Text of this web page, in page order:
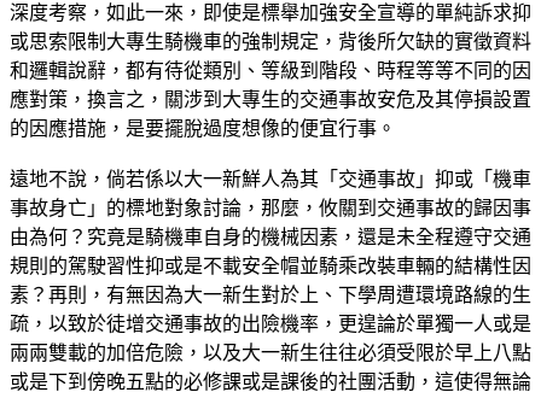
深度考察，如此一來，即使是標舉加強安全宣導的單純訴求抑
或思索限制大專生騎機車的強制規定，背後所欠缺的實徵資料
和邏輯說辭，都有待從類別、等級到階段、時程等等不同的因
應對策，換言之，關涉到大專生的交通事故安危及其停損設置
的因應措施，是要擺脫過度想像的便宜行事。
遠地不說，倘若係以大一新鮮人為其「交通事故」抑或「機車
事故身亡」的標地對象討論，那麼，攸關到交通事故的歸因事
由為何？究竟是騎機車自身的機械因素，還是未全程遵守交通
規則的駕駛習性抑或是不載安全帽並騎乘改裝車輛的結構性因
素？再則，有無因為大一新生對於上、下學周遭環境路線的生
疏，以致於徒增交通事故的出險機率，更遑論於單獨一人或是
兩兩雙載的加倍危險，以及大一新生往往必須受限於早上八點
或是下到傍晚五點的必修課或是課後的社團活動，這使得無論